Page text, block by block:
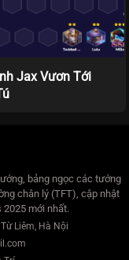
Jax Vươn Tới
bảng ngọc các tướng
chân lý (TFT), cập nhật
2025 mới nhất.
Liêm, Hà Nội